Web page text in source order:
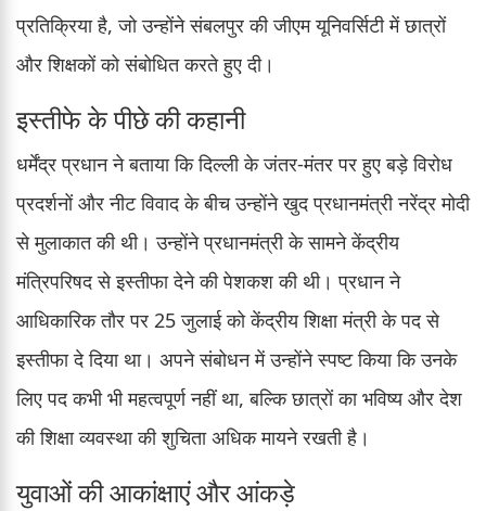
प्रतिक्रिया है, जो उन्होंने संबलपुर की जीएम यूनिवर्सिटी में छात्रों
और शिक्षकों को संबोधित करते हुए दी।
इस्तीफे के पीछे की कहानी
धर्मेंद्र प्रधान ने बताया कि दिल्ली के जंतर-मंतर पर हुए बड़े विरोध
प्रदर्शनों और नीट विवाद के बीच उन्होंने खुद प्रधानमंत्री नरेंद्र मोदी
से मुलाकात की थी। उन्होंने प्रधानमंत्री के सामने केंद्रीय
मंत्रिपरिषद से इस्तीफा देने की पेशकश की थी। प्रधान ने
आधिकारिक तौर पर 25 जुलाई को केंद्रीय शिक्षा मंत्री के पद से
इस्तीफा दे दिया था। अपने संबोधन में उन्होंने स्पष्ट किया कि उनके
लिए पद कभी भी महत्वपूर्ण नहीं था, बल्कि छात्रों का भविष्य और देश
की शिक्षा व्यवस्था की शुचिता अधिक मायने रखती है।
युवाओं की आकांक्षाएं और आंकड़े